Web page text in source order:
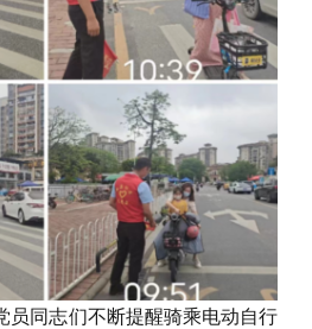
员同志们不断提醒骑乘电动自行